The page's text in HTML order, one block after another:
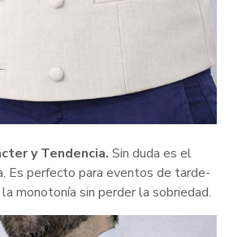
y Tendencia. Sin duda es el
Es perfecto para eventos de tarde-
monotonía sin perder la sobriedad.